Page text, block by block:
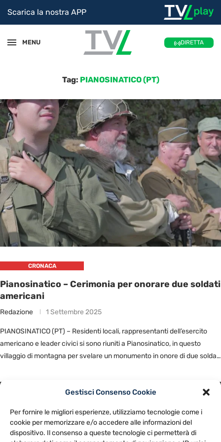
Gestisci Consenso Cookie
Per fornire le migliori esperienze, utilizziamo tecnologie come i
cookie per memorizzare e/o accedere alle informazioni del
dispositivo. Il consenso a queste tecnologie ci permetterà di
Scarica la nostra APP
MENU DIRETTA
Tag: PIANOSINATICO (PT)
CRONACA
Pianosinatico – Cerimonia per onorare due soldati
americani
Redazione 1 Settembre 2025
PIANOSINATICO (PT) – Residenti locali, rappresentanti dell’esercito
americano e leader civici si sono riuniti a Pianosinatico, in questo
villaggio di montagna per svelare un monumento in onore di due soldati
NOTE LEGALI
CONTATTACI PREFERENZE